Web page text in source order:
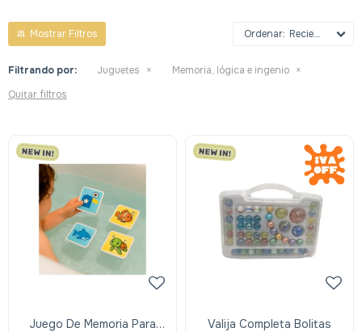
Recientes
Filtrando por: Juguetes
Memoria, lógica e ingenio
Quitar filtros
Juego De Memoria Para
Valija Completa Bolitas